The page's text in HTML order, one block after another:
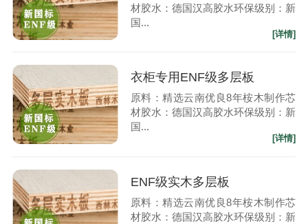
材胶水：德国汉高胶水环保级别：新
国...
[详情]
衣柜专用ENF级多层板
原料：精选云南优良8年桉木制作芯
材胶水：德国汉高胶水环保级别：新
国...
[详情]
ENF级实木多层板
原料：精选云南优良8年桉木制作芯
材胶水：德国汉高胶水环保级别：新